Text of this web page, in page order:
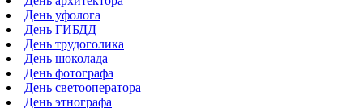
День уфолога
День ГИБДД
День трудоголика
День шоколада
День фотографа
День светооператора
День этнографа